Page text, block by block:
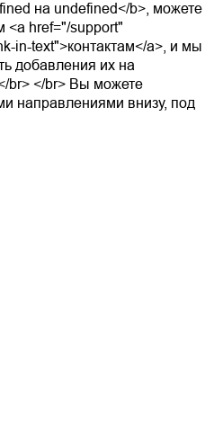
на undefined</b>, можете
href="/support"
in-text">контактам</a>, и мы
добавления их на
br> </br> Вы можете
направлениями внизу, под